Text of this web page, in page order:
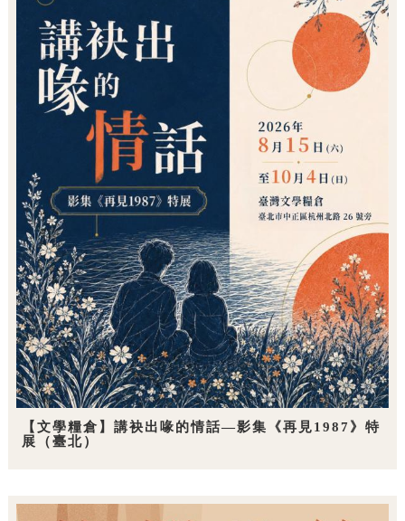
【文學糧倉】講袂出喙的情話—影集《再見1987》特
展（臺北）